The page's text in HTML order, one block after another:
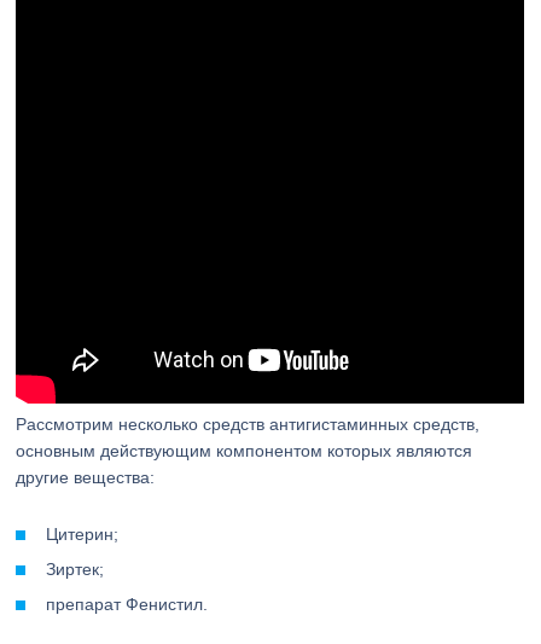
Рассмотрим несколько средств антигистаминных средств,
основным действующим компонентом которых являются
другие вещества:
Цитерин;
Зиртек;
препарат Фенистил.